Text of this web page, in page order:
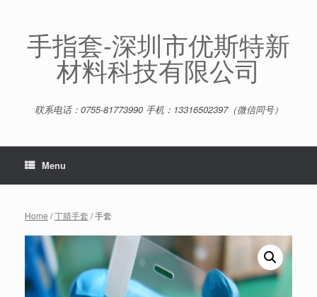
content手指套-深圳市优斯特新
材料科技有限公司
联系电话：0755-81773990 手机：13316502397（微信同号）
Menu
Home /丁腈手套 / 手套